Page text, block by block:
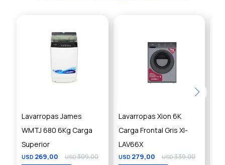
Lavarropas James
WMTJ 680 6Kg Carga
Superior
USD 269,00 USD309,00
Lavarropas Xion 6K
Carga Frontal Gris XI-
LAV66X
USD 279,00 USD339,00